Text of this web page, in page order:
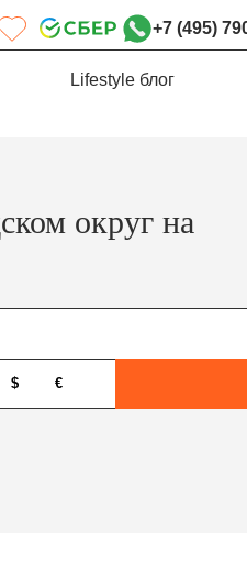
+7 (495)
Lifestyle блог
округ на
$ €